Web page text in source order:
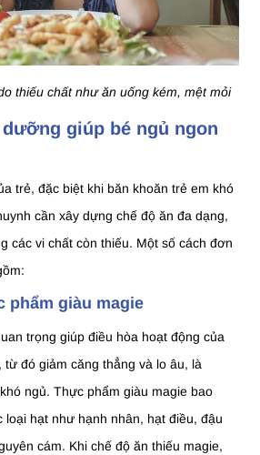
thiếu chất như ăn uống kém, mệt mỏi
giúp bé ngủ ngon
trẻ, đặc biệt khi băn khoăn trẻ em khó
cần xây dựng chế độ ăn đa dạng,
các vi chất còn thiếu. Một số cách đơn
phẩm giàu magie
trọng giúp điều hòa hoạt động của
từ đó giảm căng thẳng và lo âu, là
ngủ. Thực phẩm giàu magie bao
loại hạt như hạnh nhân, hạt điều, đậu
cám. Khi chế độ ăn thiếu magie,